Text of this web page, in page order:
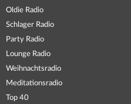
Oldie Radio
Schlager Radio
Party Radio
Lounge Radio
Weihnachtsradio
Meditationsradio
Top 40